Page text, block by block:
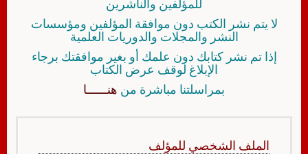
للمؤلفين والناشرين
لا يتم نشر الكتب دون موافقة المؤلفين ومؤسسات
النشر والمجلات والدوريات العلمية
إذا تم نشر كتابك دون علمك أو بغير موافقتك برجاء
الإبلاغ لوقف عرض الكتاب
بمراسلتنا مباشرة من هنــــــا
الملف الشخصي للمؤلف